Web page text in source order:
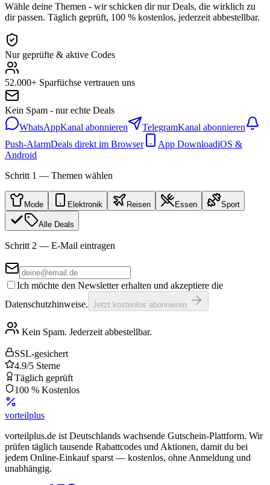
Wähle deine Themen - wir schicken dir nur Deals, die wirklich zu
dir passen. Täglich geprüft, 100 % kostenlos, jederzeit abbestellbar.
Nur geprüfte & aktive Codes
52.000+ Sparfüchse vertrauen uns
Kein Spam - nur echte Deals
WhatsAppKanal abonnieren TelegramKanal abonnieren
Push-AlarmDeals direkt im Browser App DownloadiOS &
Android
Schritt 1 — Themen wählen
Mode Elektronik Reisen Essen Sport
Alle Deals
Schritt 2 — E-Mail eintragen
Ich möchte den Newsletter erhalten und akzeptiere die
Datenschutzhinweise. Jetzt kostenlos abonnieren
Kein Spam. Jederzeit abbestellbar.
SSL-gesichert
4.9/5 Sterne
Täglich geprüft
100 % Kostenlos
vorteilplus
vorteilplus.de ist Deutschlands wachsende Gutschein-Plattform. Wir
prüfen täglich tausende Rabattcodes und Aktionen, damit du bei
jedem Online-Einkauf sparst — kostenlos, ohne Anmeldung und
unabhängig.